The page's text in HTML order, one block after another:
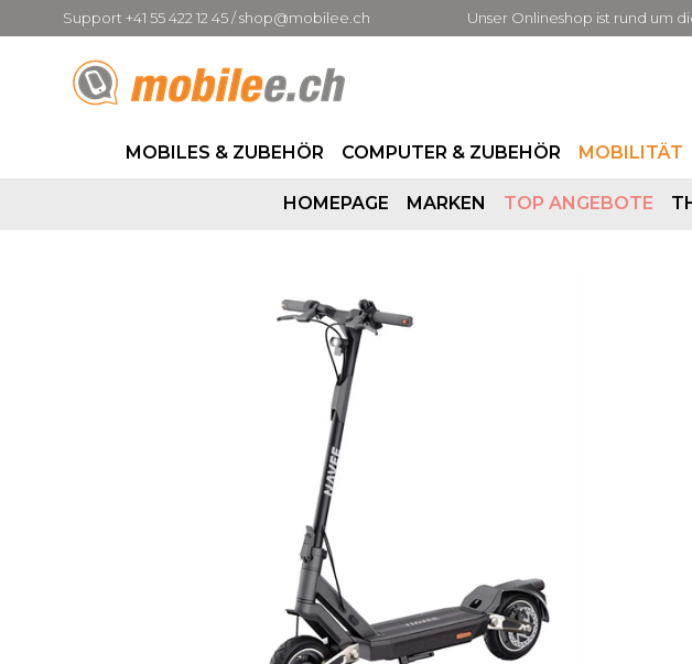
Support +41 55 422 12 45 / shop@mobilee.ch Unser Onlineshop ist rund um
MOBILES & ZUBEHÖR COMPUTER & ZUBEHÖR MOBILITÄT
HOMEPAGE MARKEN TOP ANGEBOTE